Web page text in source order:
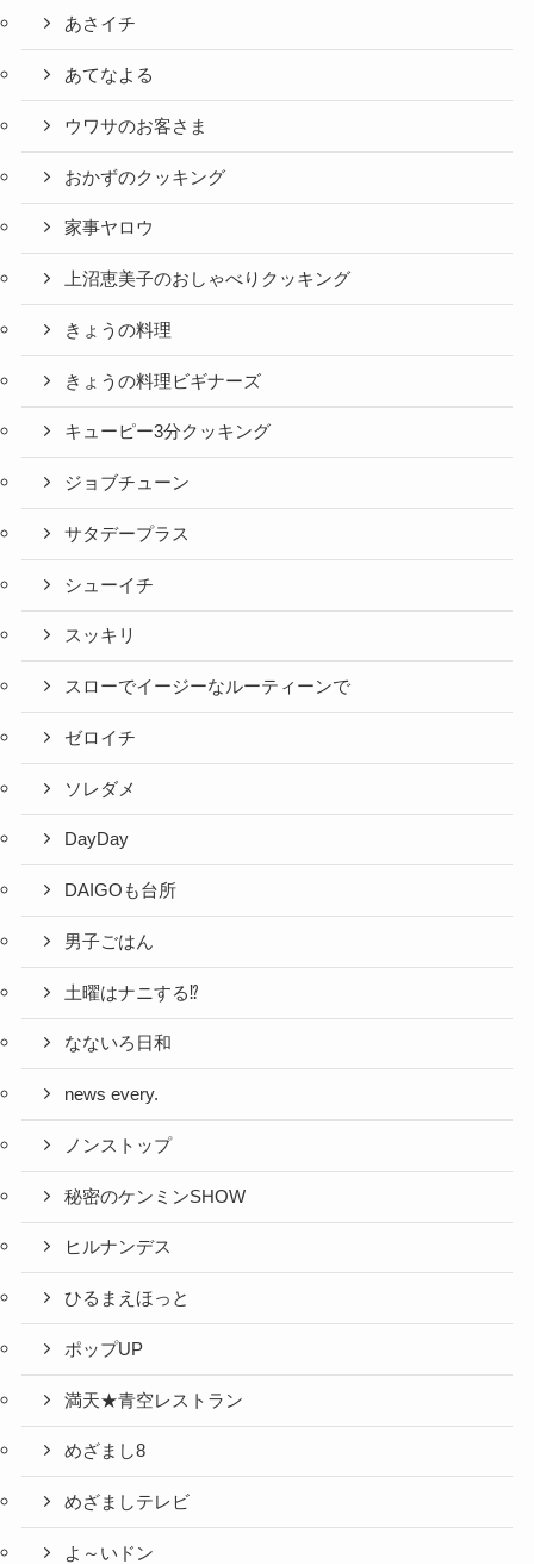
あさイチ
あてなよる
ウワサのお客さま
おかずのクッキング
家事ヤロウ
上沼恵美子のおしゃべりクッキング
きょうの料理
きょうの料理ビギナーズ
キューピー3分クッキング
ジョブチューン
サタデープラス
シューイチ
スッキリ
スローでイージーなルーティーンで
ゼロイチ
ソレダメ
DayDay
DAIGOも台所
男子ごはん
土曜はナニする⁉
なないろ日和
news every.
ノンストップ
秘密のケンミンSHOW
ヒルナンデス
ひるまえほっと
ポップUP
満天★青空レストラン
めざまし8
めざましテレビ
よ～いドン